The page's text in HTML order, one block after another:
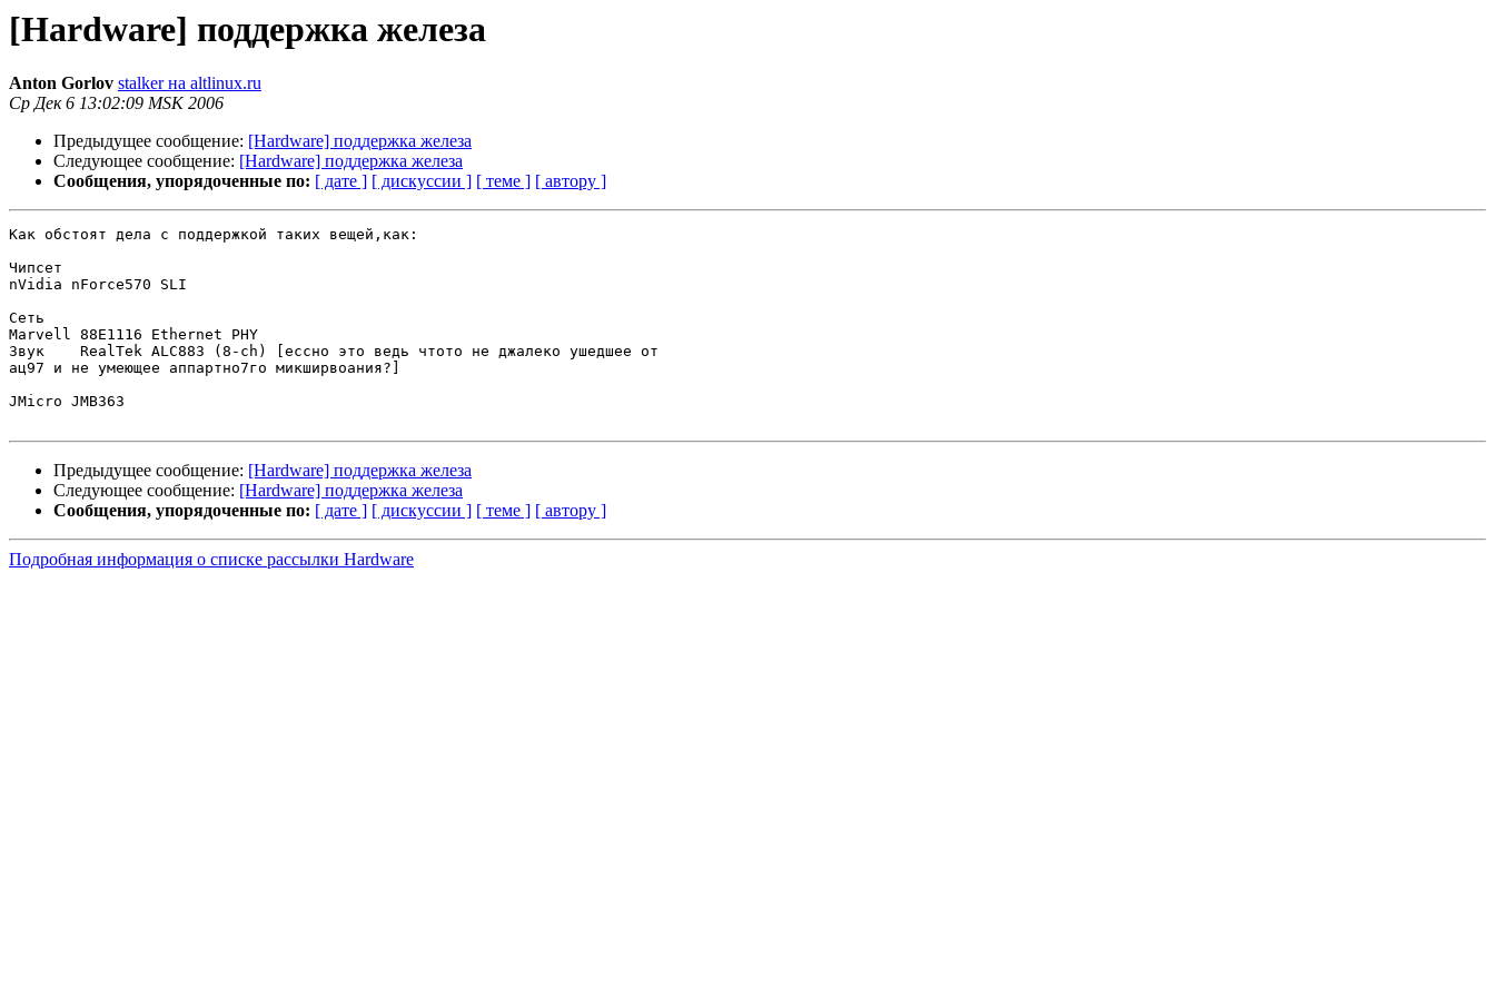
[Hardware] поддержка железа
Anton Gorlov stalker на altlinux.ru
Ср Дек 6 13:02:09 MSK 2006
Предыдущее сообщение: [Hardware] поддержка железа
Следующее сообщение: [Hardware] поддержка железа
Сообщения, упорядоченные по: [ дате ] [ дискуссии ] [ теме ] [ автору ]
Как обстоят дела с поддержкой таких вещей,как:
Чипсет
nVidia nForce570 SLI
Сеть
Marvell 88E1116 Ethernet PHY
Звук  	RealTek ALC883 (8-ch) [ессно это ведь чтото не джалеко ушедшее от
ац97 и не умеющее аппартно7го микширвоания?]
JMicro JMB363
Предыдущее сообщение: [Hardware] поддержка железа
Следующее сообщение: [Hardware] поддержка железа
Сообщения, упорядоченные по: [ дате ] [ дискуссии ] [ теме ] [ автору ]
Подробная информация о списке рассылки Hardware